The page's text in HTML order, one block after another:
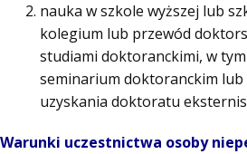
nauka w szkole wyższej lub
kolegium lub przewód
studiami doktoranckimi, w
seminarium doktoranckim
uzyskania doktoratu
Warunki uczestnictwa osoby